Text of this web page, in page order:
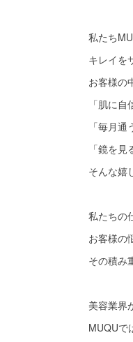
私たち
キレイを
お客様の
「肌に
「毎月
「鏡を見
そんな嬉
私たちの
お客様の
その積み
美容業界
MUQUで